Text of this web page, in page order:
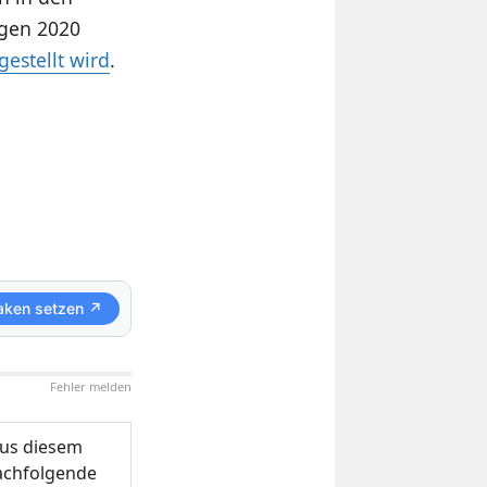
2020
wird.
setzen ↗
Fehler melden
diesem